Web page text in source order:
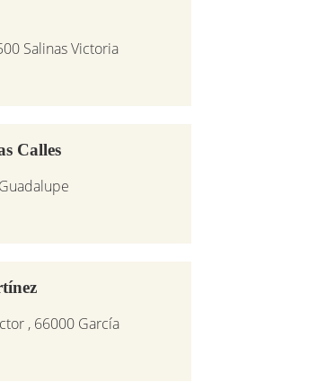
Salinas Victoria
Calles
, 66000 García